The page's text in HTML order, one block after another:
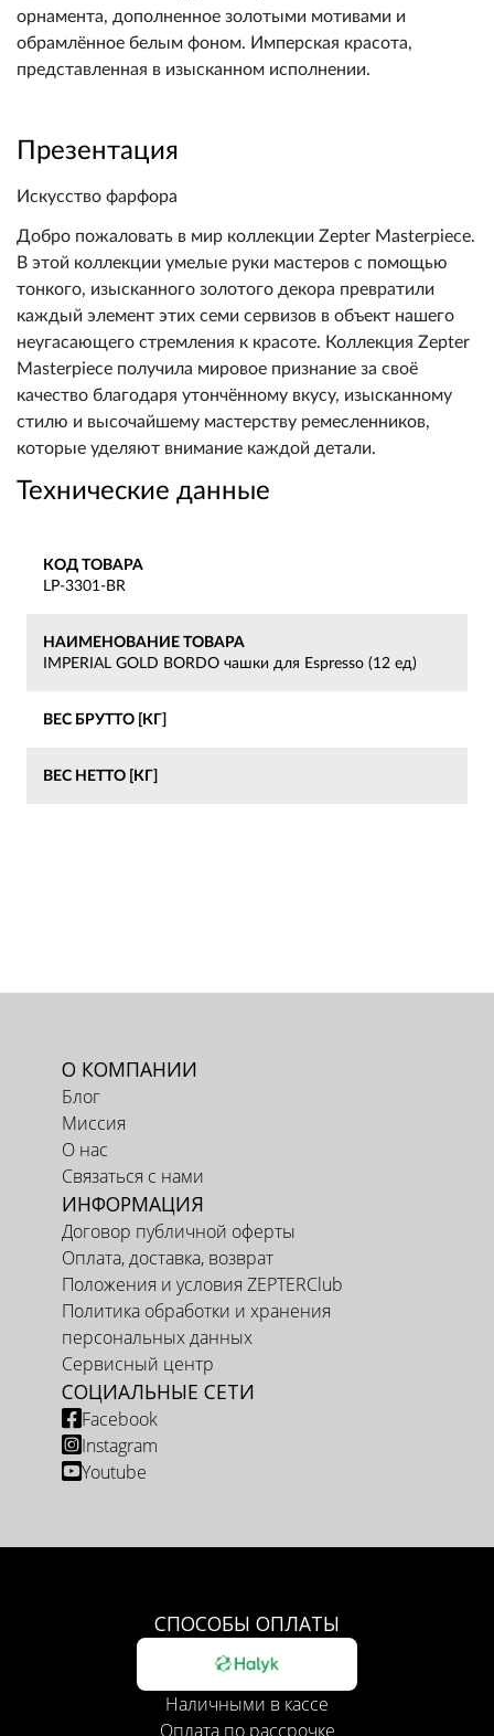
орнамента, дополненное золотыми мотивами и
обрамлённое белым фоном. Имперская красота,
представленная в изысканном исполнении.
Презентация
Искусство фарфора
Добро пожаловать в мир коллекции Zepter Masterpiece.
В этой коллекции умелые руки мастеров с помощью
тонкого, изысканного золотого декора превратили
каждый элемент этих семи сервизов в объект нашего
неугасающего стремления к красоте. Коллекция Zepter
Masterpiece получила мировое признание за своё
качество благодаря утончённому вкусу, изысканному
стилю и высочайшему мастерству ремесленников,
которые уделяют внимание каждой детали.
Технические данные
КОД ТОВАРА
LP-3301-BR
НАИМЕНОВАНИЕ ТОВАРА
IMPERIAL GOLD BORDO чашки для Espresso (12 ед)
ВЕС БРУТТО [КГ]
ВЕС НЕТТО [КГ]
О КОМПАНИИ
Блог
Миссия
О нас
Связаться с нами
ИНФОРМАЦИЯ
Договор публичной оферты
Оплата, доставка, возврат
Положения и условия ZEPTERClub
Политика обработки и хранения
персональных данных
Сервисный центр
СОЦИАЛЬНЫЕ СЕТИ
Facebook
Instagram
Youtube
СПОСОБЫ ОПЛАТЫ
Наличными в кассе
Оплата по рассрочке